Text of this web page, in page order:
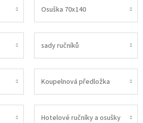
Osuška 70x140
sady ručníků
Koupelnová předložka
Hotelové ručníky a osušky